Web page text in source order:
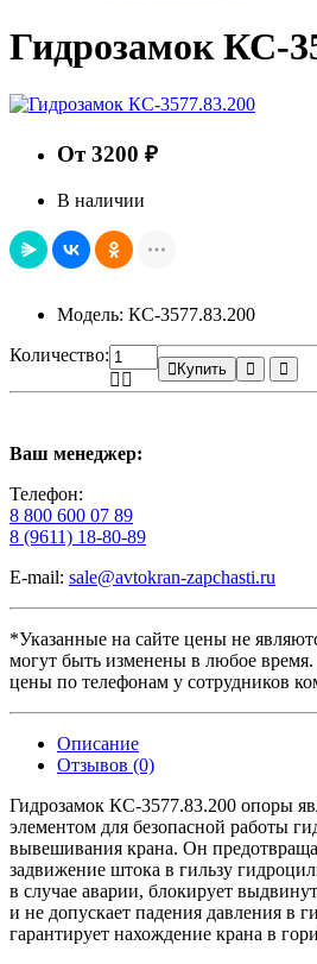
Гидрозамок КС-
От 3200 ₽
В наличии
Модель: КС-3577.83.200
Количество:
Купить
Ваш менеджер:
Телефон:
8 800 600 07 89
8 (9611) 18-80-89
E-mail: sale@avtokran-zapchasti.ru
*Указанные на сайте цены не
могут быть изменены в любое
цены по телефонам у сотрудников
Описание
Отзывов (0)
Гидрозамок КС-3577.83.200 опоры
элементом для безопасной работы
вывешивания крана. Он
задвижение штока в гильзу
в случае аварии, блокирует
и не допускает падения давления в
гарантирует нахождение крана в